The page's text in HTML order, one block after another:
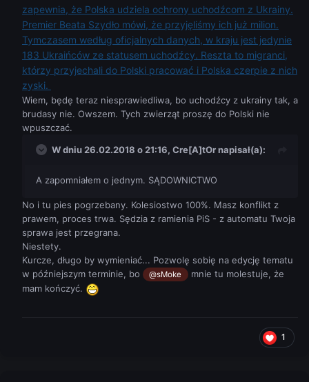
zapewnia, że Polska udziela ochrony uchodźcom z Ukrainy.
Premier Beata Szydło mówi, że przyjęliśmy ich już milion.
Tymczasem według oficjalnych danych, w kraju jest jedynie
183 Ukraińców ze statusem uchodźcy. Reszta to migranci,
którzy przyjechali do Polski pracować i Polska czerpie z nich
zyski.
Wiem, będę teraz niesprawiedliwa, bo uchodźcy z ukrainy tak, a
brudasy nie. Owszem. Tych zwierząt proszę do Polski nie
wpuszczać.
W dniu 26.02.2018 o 21:16, Cre[A]tOrnapisał(a):
A zapomniałem o jednym. SĄDOWNICTWO
No i tu pies pogrzebany. Kolesiostwo 100%. Masz konflikt z
prawem, proces trwa. Sędzia z ramienia PiS - z automatu Twoja
sprawa jest przegrana.
Niestety.
Kurcze, długo by wymieniać... Pozwolę sobię na edycję tematu
w późniejszym terminie, bo
@sMoke
mnie tu molestuje, że
mam kończyć.
1